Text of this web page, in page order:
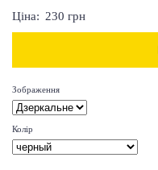
Ціна: 230 грн
Зображення
Колір